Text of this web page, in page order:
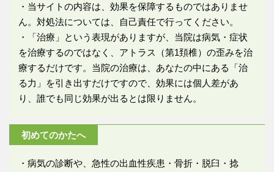
・当サイトの内容は、効果を保障するものではありませ
ん。対処法については、自己責任で行ってください。
・「治療」という表現がありますが、当院は病気・症状
を治療するのではなく、アトラス（第1頚椎）の歪みを治
療するだけです。当院の治療は、あなたの中にある「治
る力」を引き出すだけですので、効果には個人差があ
り、誰でも同じ効果が出るとは限りません。
初めてのかたへ
・病気の診断や、急性の出血性疾患・骨折・脱臼・捻